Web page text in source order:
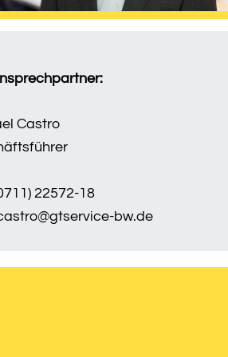
Castro
22572-18
bw.de